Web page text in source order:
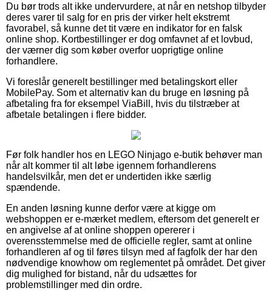
Du bør trods alt ikke undervurdere, at når en netshop tilbyder
deres varer til salg for en pris der virker helt ekstremt
favorabel, så kunne det tit være en indikator for en falsk
online shop. Kortbestillinger er dog omfavnet af et lovbud,
der værner dig som køber overfor uoprigtige online
forhandlere.
Vi foreslår generelt bestillinger med betalingskort eller
MobilePay. Som et alternativ kan du bruge en løsning på
afbetaling fra for eksempel ViaBill, hvis du tilstræber at
afbetale betalingen i flere bidder.
Før folk handler hos en LEGO Ninjago e-butik behøver man
når alt kommer til alt løbe igennem forhandlerens
handelsvilkår, men det er undertiden ikke særlig
spændende.
En anden løsning kunne derfor være at kigge om
webshoppen er e-mærket medlem, eftersom det generelt er
en angivelse af at online shoppen opererer i
overensstemmelse med de officielle regler, samt at online
forhandleren af og til føres tilsyn med af fagfolk der har den
nødvendige knowhow om reglementet på området. Det giver
dig mulighed for bistand, når du udsættes for
problemstillinger med din ordre.